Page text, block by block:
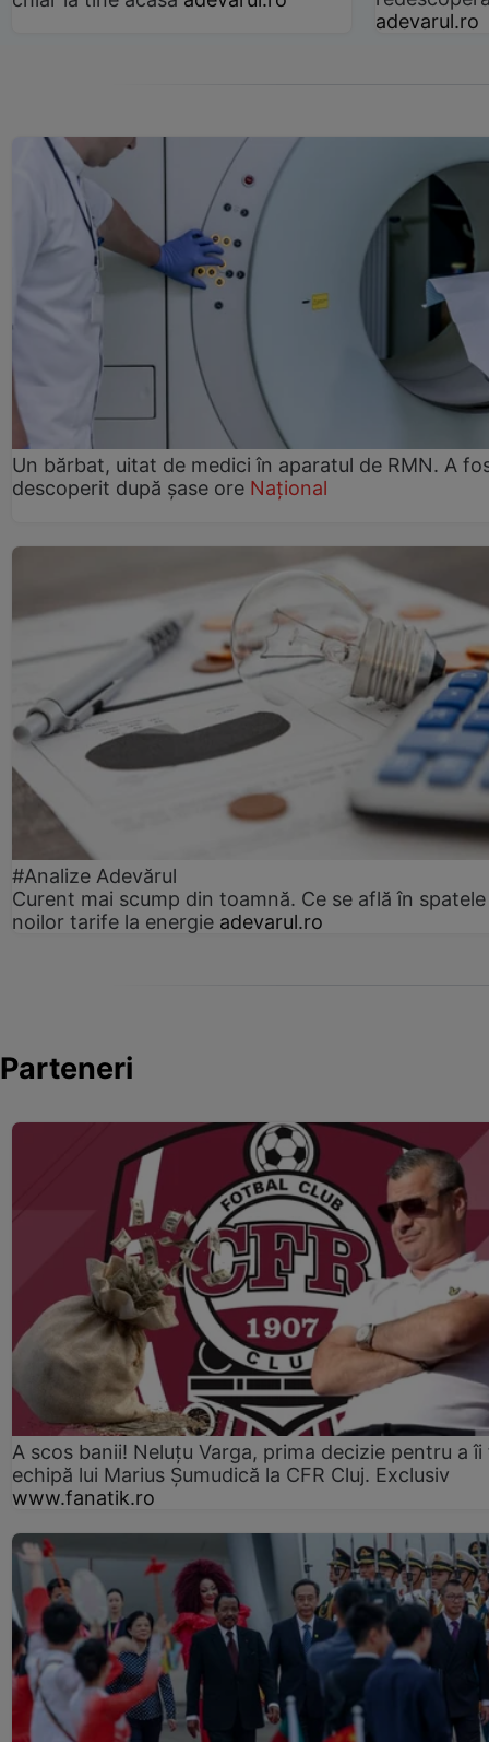
adevarul.ro
Un bărbat, uitat de medici în aparatul de RMN. A
descoperit după șase ore Național
#Analize Adevărul
Curent mai scump din toamnă. Ce se află în spatele
noilor tarife la energie adevarul.ro
Parteneri
A scos banii! Neluțu Varga, prima decizie pentru a îi
echipă lui Marius Șumudică la CFR Cluj. Exclusiv
www.fanatik.ro